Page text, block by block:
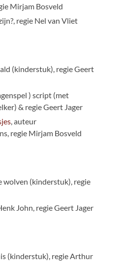
Mirjam Bosveld
regie Nel van Vliet
(kinderstuk), regie Geert
) script (met
& regie Geert Jager
, auteur
regie Mirjam Bosveld
wolven (kinderstuk), regie
John, regie Geert Jager
(kinderstuk), regie Arthur